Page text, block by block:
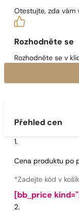
Otestujte, zda vám
Rozhodněte se
Rozhodněte se v
Přehled cen
Cena produktu po
*Zadejte kód v
[bb_price